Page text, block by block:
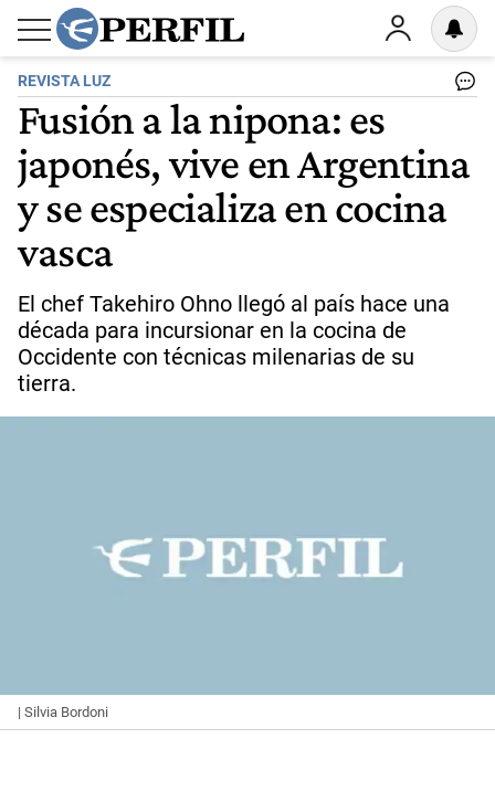
REVISTA LUZ
Fusión a la nipona: es
japonés, vive en Argentina
y se especializa en cocina
vasca
El chef Takehiro Ohno llegó al país hace una
década para incursionar en la cocina de
Occidente con técnicas milenarias de su
tierra.
| Silvia Bordoni